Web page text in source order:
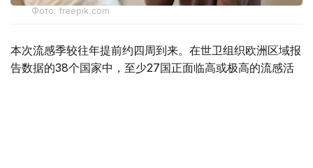
Фото: freepik.com
本次流感季较往年提前约四周到来。在世卫组织欧洲区域报
告数据的38个国家中，至少27国正面临高或极高的流感活